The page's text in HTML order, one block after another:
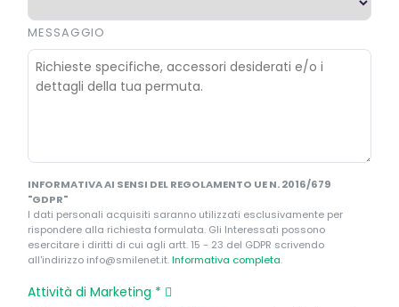
MESSAGGIO
INFORMATIVA AI SENSI DEL REGOLAMENTO UE N. 2016/679
"GDPR"
I dati personali acquisiti saranno utilizzati esclusivamente per
rispondere alla richiesta formulata. Gli Interessati possono
esercitare i diritti di cui agli artt. 15 - 23 del GDPR scrivendo
all'indirizzo info@smilenet.it.Informativa completa.
Attività di Marketing *